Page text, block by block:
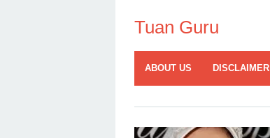
contentTuan Guru
ABOUT US DISCLAIMER